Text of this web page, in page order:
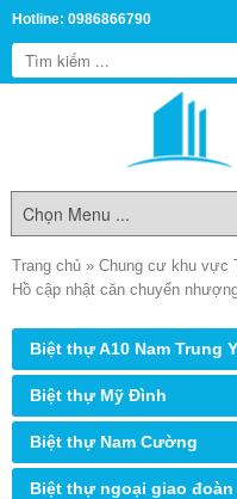
Hotline: 0986866790
Trang chủ » Chung cư khu vực
Hồ cập nhật căn chuyển
Biệt thự A10 Nam Trung
Biệt thự Mỹ Đình
Biệt thự Nam Cường
Biệt thự ngoại giao đoàn